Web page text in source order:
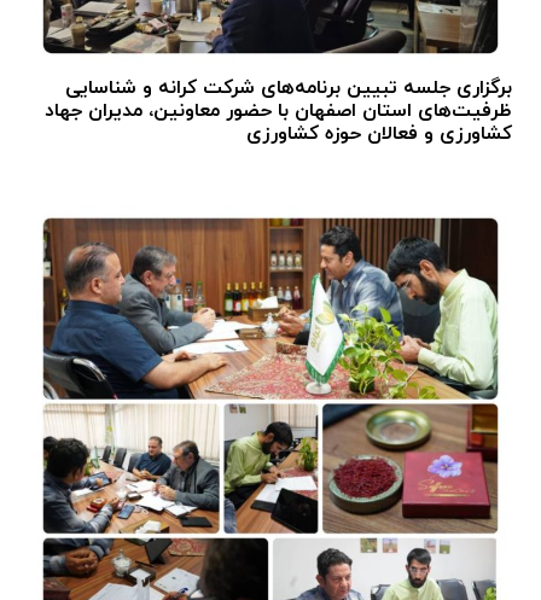
برگزاری جلسه تبیین برنامه‌های شرکت کرانه و شناسایی
ظرفیت‌های استان اصفهان با حضور معاونین، مدیران جهاد
کشاورزی و فعالان حوزه کشاورزی